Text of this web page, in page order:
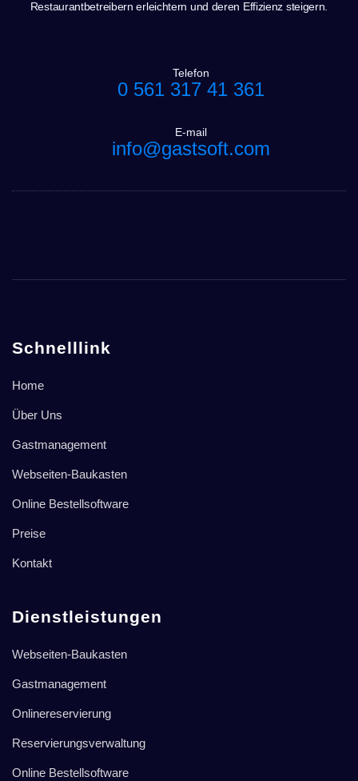
Restaurantbetreibern erleichtern und deren Effizienz steigern.
Telefon
0 561 317 41 361
E-mail
info@gastsoft.com
Schnelllink
Home
Über Uns
Gastmanagement
Webseiten-Baukasten
Online Bestellsoftware
Preise
Kontakt
Dienstleistungen
Webseiten-Baukasten
Gastmanagement
Onlinereservierung
Reservierungsverwaltung
Online Bestellsoftware